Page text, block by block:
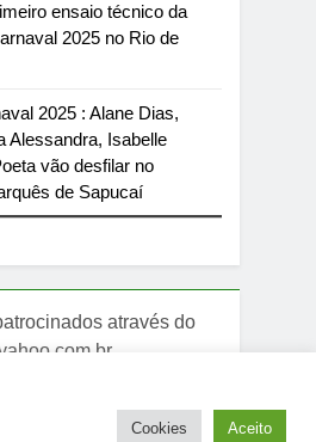
ensaio técnico da
2025 no Rio de
2025 : Alane Dias,
Alessandra, Isabelle
vão desfilar no
de Sapucaí
através do
Cookies Aceito